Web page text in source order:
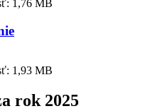
1,76 MB
1,93 MB
rok 2025